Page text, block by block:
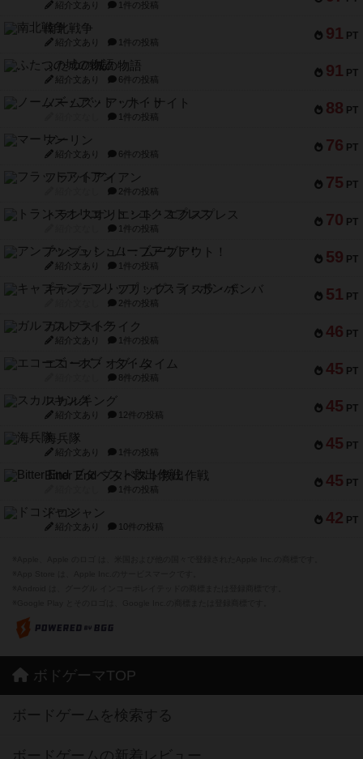
紹介文あり 1件の投稿
91 PT
南北戦争
紹介文あり 1件の投稿
91 PT
ふたつの城の物語
紹介文あり 6件の投稿
88 PT
ノームズ・アット・ナイト
1件の投稿
76 PT
マーリン
紹介文あり 6件の投稿
75 PT
フラットアイアン
2件の投稿
70 PT
トランスオリエント・エクスプレス
1件の投稿
59 PT
アンブッシュ！：ムーブアウト！
紹介文あり 1件の投稿
51 PT
キャプテン・フリップ：イスラ・ボンバ
2件の投稿
46 PT
ガルフストライク
紹介文あり 1件の投稿
45 PT
エコーズ・オブ・タイム
8件の投稿
45 PT
スカルキング
紹介文あり 12件の投稿
45 PT
海兵隊
紹介文あり 1件の投稿
45 PT
Bitter End ブタペスト救出作戦
1件の投稿
42 PT
ドコジャン
紹介文あり 10件の投稿
ボドゲーマTOP
ボードゲームを検索する
ボードゲームの新着レビュー